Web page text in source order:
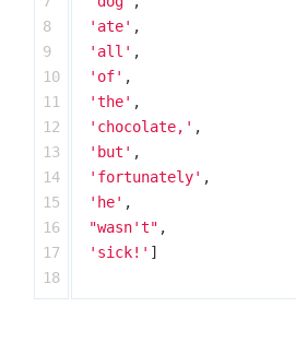
8
9
10
11
12
13
14
15
16
17
'ate' ,
'all' ,
'of' ,
'the' ,
'chocolate,' ,
'but' ,
'fortunately' ,
'he' ,
"wasn't" ,
'sick!' ]